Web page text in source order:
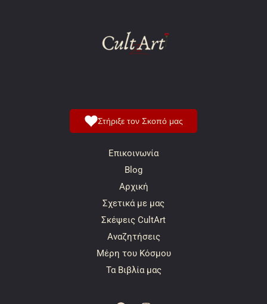
Στήριξε τον Σκοπό μας
Επικοινωνία
Blog
Αρχική
Σχετικά με μας
Σκέψεις CultArt
Αναζητήσεις
Μέρη του Κόσμου
Τα Βιβλία μας